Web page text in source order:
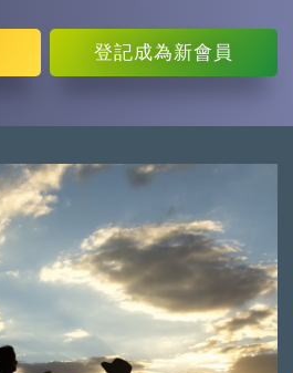
登記成為新會員